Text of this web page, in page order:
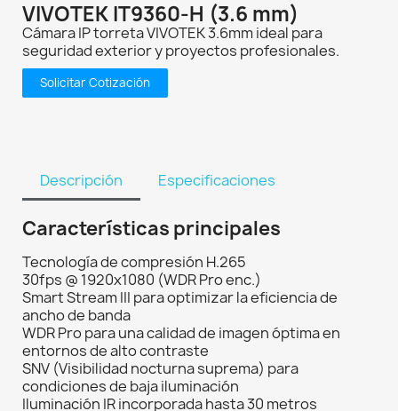
VIVOTEK IT9360-H (3.6 mm)
Cámara IP torreta VIVOTEK 3.6mm ideal para
seguridad exterior y proyectos profesionales.
Solicitar Cotización
Descripción Especificaciones
Características principales
Tecnología de compresión H.265
30fps @ 1920x1080 (WDR Pro enc.)
Smart Stream III para optimizar la eficiencia de
ancho de banda
WDR Pro para una calidad de imagen óptima en
entornos de alto contraste
SNV (Visibilidad nocturna suprema) para
condiciones de baja iluminación
Iluminación IR incorporada hasta 30 metros